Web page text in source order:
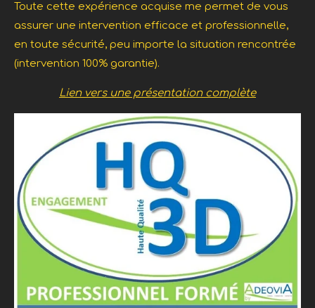
Toute cette expérience acquise me permet de vous
assurer une intervention efficace et professionnelle,
en toute sécurité, peu importe la situation rencontrée
(intervention 100% garantie).
Lien vers une présentation complète